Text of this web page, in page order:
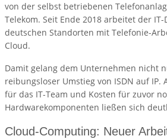
von der selbst betriebenen
Telekom. Seit Ende 2018 arbeitet der
deutschen Standorten mit Telefonie-
Cloud.
Damit gelang dem Unternehmen nicht
reibungsloser Umstieg von ISDN auf IP.
für das IT-Team und Kosten für zuvor
Hardwarekomponenten ließen sich
Cloud-Computing: Neuer